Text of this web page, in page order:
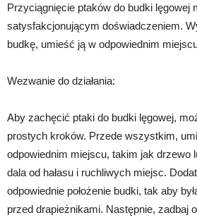
Przyciągnięcie ptaków do budki lęgowej
satysfakcjonującym doświadczeniem.
budkę, umieść ją w odpowiednim
Wezwanie do działania:
Aby zachęcić ptaki do budki lęgowej,
prostych kroków. Przede wszystkim,
odpowiednim miejscu, takim jak drzewo
dala od hałasu i ruchliwych miejsc.
odpowiednie położenie budki, tak aby
przed drapieżnikami. Następnie, zadbaj